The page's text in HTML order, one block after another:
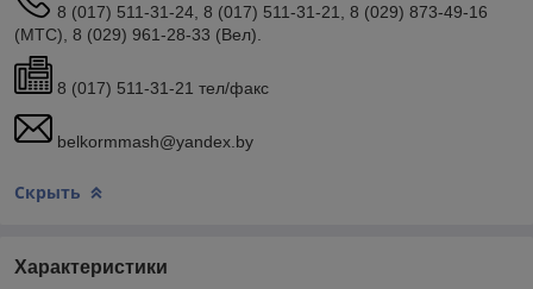
8 (017) 511-31-24, 8 (017) 511-31-21, 8 (029) 873-49-16
(МТС), 8 (029) 961-28-33 (Вел).
8 (017) 511-31-21 тел/факс
belkormmash@yandex.by
Скрыть
Характеристики